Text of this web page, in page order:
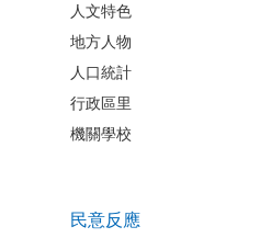
人文特色
地方人物
人口統計
行政區里
機關學校
民意反應